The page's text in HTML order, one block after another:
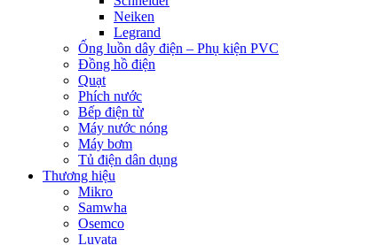
Neiken
Legrand
Ống luồn dây điện – Phụ kiện PVC
Đồng hồ điện
Quạt
Phích nước
Bếp điện từ
Máy nước nóng
Máy bơm
Tủ điện dân dụng
Thương hiệu
Mikro
Samwha
Osemco
Luvata